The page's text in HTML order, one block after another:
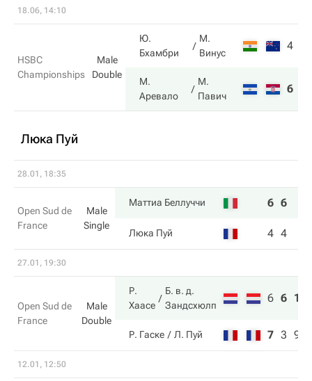
18.06, 14:10
HSBC
Championships
Male
Double
Ю.
Бхамбри
М.
Винус
4
М.
Аревало
М.
Павич
6
Люка Пуй
28.01, 18:35
Open Sud de
France
Male
Single
Маттиа Беллуччи 6 6
Люка Пуй 4 4
27.01, 19:30
Open Sud de
France
Male
Double
Р.
Хаасе
Б. в. д.
Зандсхюлп
6 6 11
Р. Гаске Л. Пуй 7 3 9
12.01, 12:50